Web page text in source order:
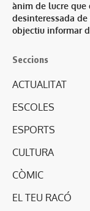
ànim de lucre que
desinteressada
objectiu informar
Seccions
ACTUALITAT
ESCOLES
ESPORTS
CULTURA
CÒMIC
EL TEU RACÓ